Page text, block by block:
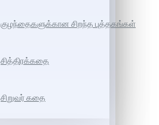
குழந்தைகளுக்கான சிறந்த புத்தகங்கள்
சித்திரக்கதை
சிறுவர் கதை